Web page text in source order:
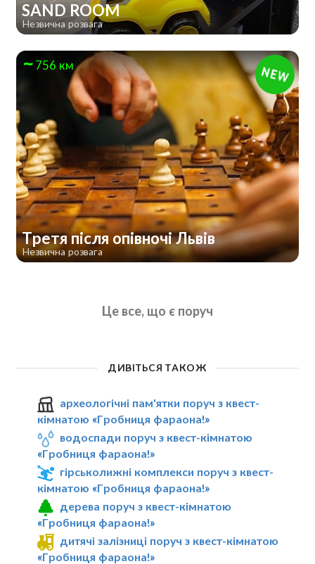
SAND ROOM
Незвична розвага
756 км
Третя після опівночі Львів
Незвична розвага
Це все, що є поруч
ДИВІТЬСЯ ТАКОЖ
археологічні пам'ятки поруч з квест-
кімнатою «Гробниця фараона!»
водоспади поруч з квест-кімнатою
«Гробниця фараона!»
гірськолижні комплекси поруч з квест-
кімнатою «Гробниця фараона!»
дерева поруч з квест-кімнатою
«Гробниця фараона!»
дитячі залізниці поруч з квест-кімнатою
«Гробниця фараона!»